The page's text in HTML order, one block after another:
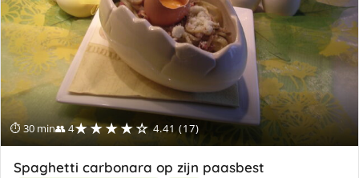
⏱ 30 min👥 4★★★★☆ 4.41 (17)
Spaghetti carbonara op zijn paasbest